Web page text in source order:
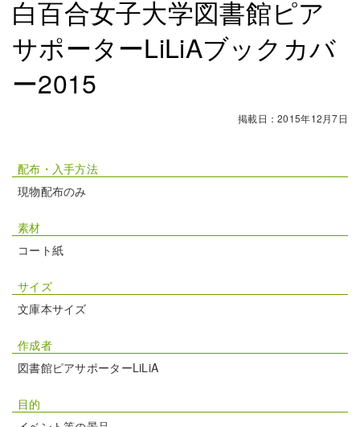
白百合女子大学図書館ピア
サポーターLiLiAブックカバ
ー2015
掲載日：2015年12月7日
配布・入手方法
現物配布のみ
素材
コート紙
サイズ
文庫本サイズ
作成者
図書館ピアサポーターLiLiA
目的